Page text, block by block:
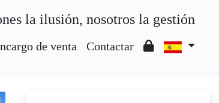
la ilusión, nosotros la gestión
de venta Contactar